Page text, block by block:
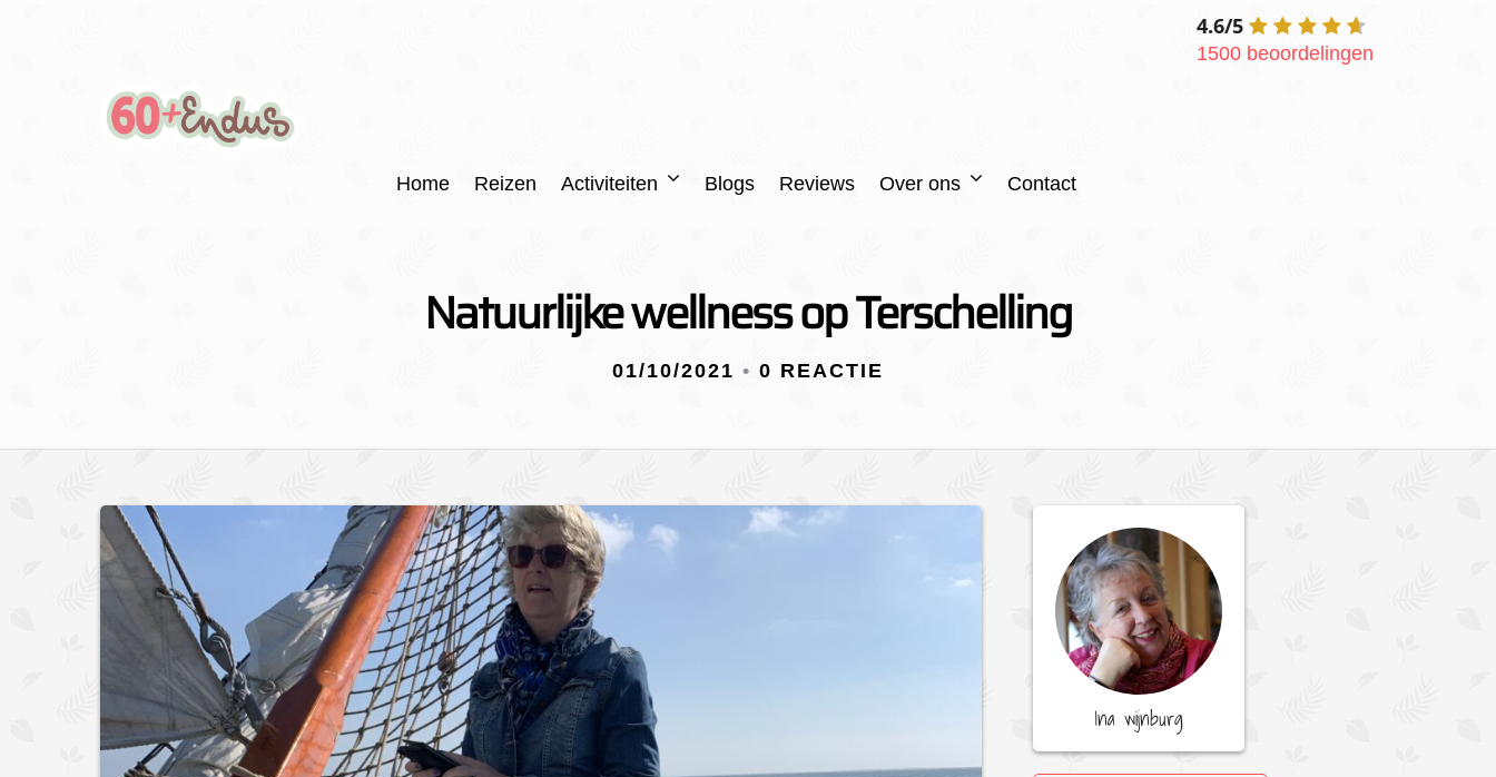
4.6/5
1500 beoordelingen
Home Reizen Activiteiten Blogs Reviews Over ons Contact
Natuurlijke wellness op Terschelling
01/10/2021 • 0 REACTIE
Ina wijnburg